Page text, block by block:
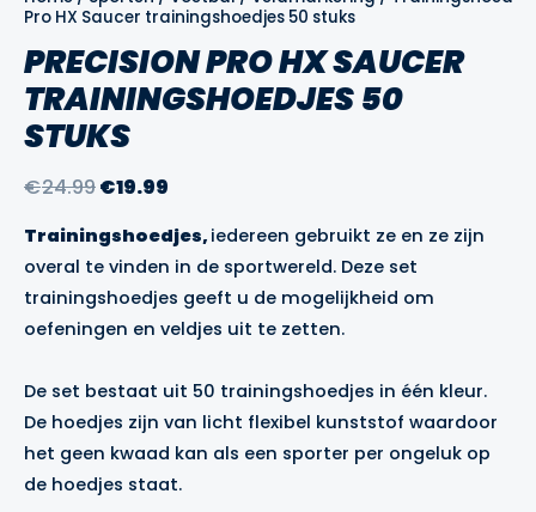
Pro HX Saucer trainingshoedjes 50 stuks
PRECISION PRO HX SAUCER
TRAININGSHOEDJES 50
STUKS
€24.99Oorspronkelijke
was:
€24.99.
€19.99
is:
€19.99.
Trainingshoedjes, iedereen gebruikt ze en ze zijn
overal te vinden in de sportwereld. Deze set
trainingshoedjes geeft u de mogelijkheid om
oefeningen en veldjes uit te zetten.
De set bestaat uit 50 trainingshoedjes in één kleur.
De hoedjes zijn van licht flexibel kunststof waardoor
het geen kwaad kan als een sporter per ongeluk op
de hoedjes staat.